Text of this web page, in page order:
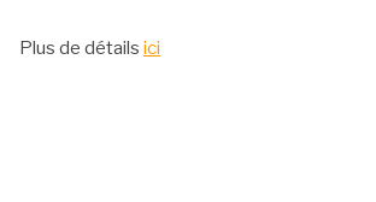
Plus de détails ici